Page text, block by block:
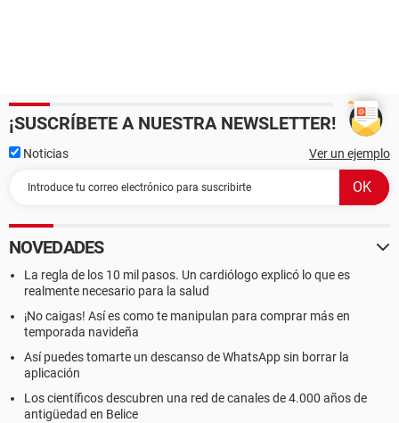
¡SUSCRÍBETE A NUESTRA NEWSLETTER!
Noticias Ver un ejemplo
NOVEDADES
La regla de los 10 mil pasos. Un cardiólogo explicó lo que es
realmente necesario para la salud
¡No caigas! Así es como te manipulan para comprar más en
temporada navideña
Así puedes tomarte un descanso de WhatsApp sin borrar la
aplicación
Los científicos descubren una red de canales de 4.000 años de
antigüedad en Belice